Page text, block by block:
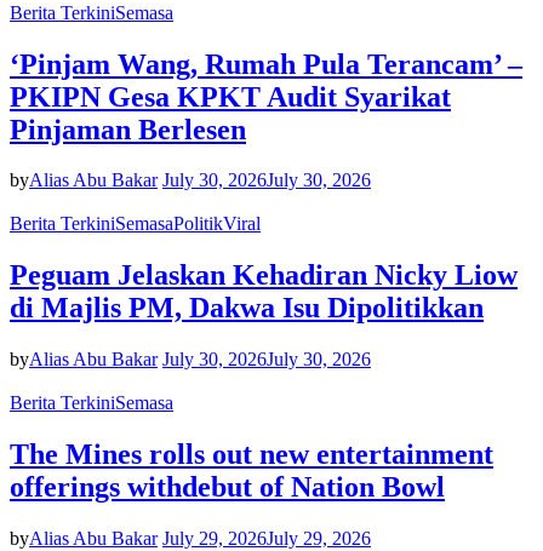
Berita TerkiniSemasa
‘Pinjam Wang, Rumah Pula Terancam’ –
PKIPN Gesa KPKT Audit Syarikat
Pinjaman Berlesen
byAlias Abu Bakar July 30, 2026July 30, 2026
Berita TerkiniSemasaPolitikViral
Peguam Jelaskan Kehadiran Nicky Liow
di Majlis PM, Dakwa Isu Dipolitikkan
byAlias Abu Bakar July 30, 2026July 30, 2026
Berita TerkiniSemasa
The Mines rolls out new entertainment
offerings withdebut of Nation Bowl
byAlias Abu Bakar July 29, 2026July 29, 2026